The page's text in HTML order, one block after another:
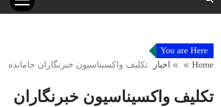
You are Here
Home
اخبار تکلیف واکسیناسیون خبرنگاران جامانده
تکلیف واکسیناسیون خبرنگاران